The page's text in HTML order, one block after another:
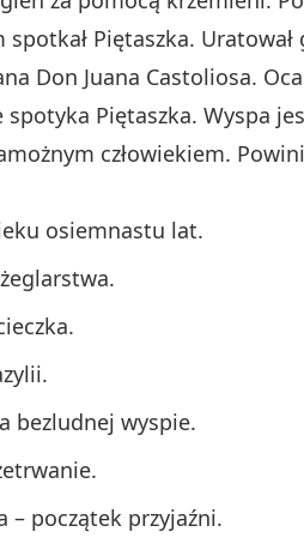
Piętaszka.
Don Juana Castoliosa.
spotyka Piętaszka. Wyspa
człowiekiem.
osiemnastu lat.
bezludnej wyspie.
– początek przyjaźni.